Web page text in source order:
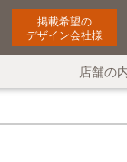
掲載希望の
デザイン会社様
店舗の